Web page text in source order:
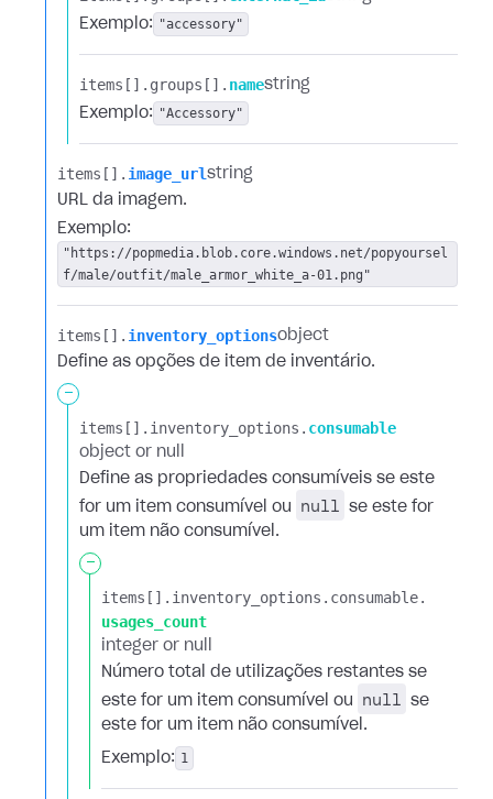
Exemplo: "accessory"
items[].​ groups[].​ namestring
Exemplo: "Accessory"
items[].​ image_urlstring
URL da imagem.
Exemplo:
"https://popmedia.blob.core.windows.net/popyoursel
f/male/outfit/male_armor_white_a-01.png"
items[].​ inventory_optionsobject
Define as opções de item de inventário.
-
items[].​ inventory_options.​ consumable
object or null
Define as propriedades consumíveis se este
for um item consumível ou
null
se este for
um item não consumível.
-
items[].​ inventory_options.​ consumable.​
usages_count
integer or null
Número total de utilizações restantes se
este for um item consumível ou
null
se
este for um item não consumível.
Exemplo: 1